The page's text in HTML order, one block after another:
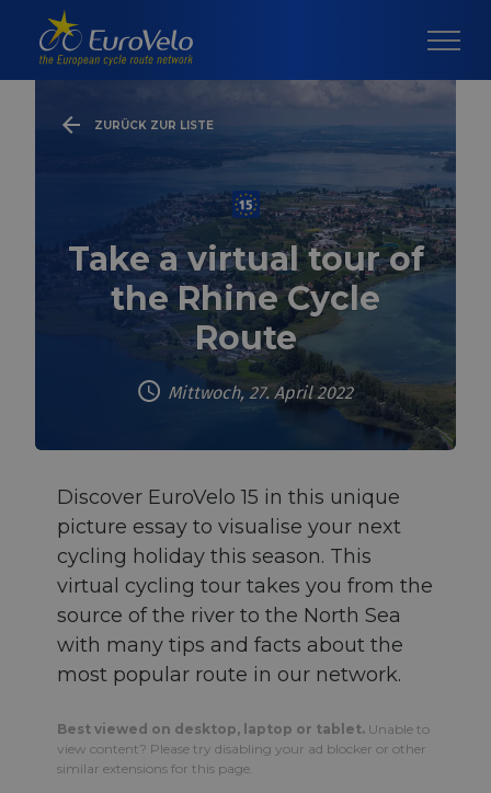
ZURÜCK ZUR LISTE
Take a virtual tour of
the Rhine Cycle
Route
Mittwoch, 27. April 2022
Discover EuroVelo 15 in this unique
picture essay to visualise your next
cycling holiday this season. This
virtual cycling tour takes you from the
source of the river to the North Sea
with many tips and facts about the
most popular route in our network.
Best viewed on desktop, laptop or tablet. Unable to
view content? Please try disabling your ad blocker or other
similar extensions for this page.